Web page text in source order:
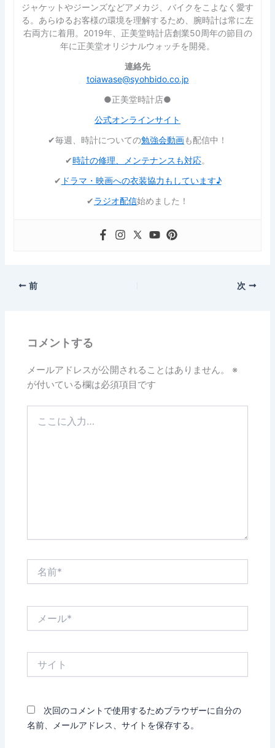
ジャケットやジーンズなどアメカジ、バイクをこよなく愛す
る。あらゆるお客様の環境を理解するため、腕時計は常に左
右両方に着用。2019年、正美堂時計店創業50周年の節目の
年に正美堂オリジナルウォッチを開発。
連絡先
toiawase@syohbido.co.jp
●正美堂時計店●
公式オンラインサイト
✔︎毎週、時計についての勉強会動画も配信中！
✔︎時計の修理、メンテナンスも対応。
✔︎ ドラマ・映画への衣装協力もしています♪
✔︎ラジオ配信始めました！
前 次
コメントする
メールアドレスが公開されることはありません。
※
が付いている欄は必須項目です
次回のコメントで使用するためブラウザーに自分の
名前、メールアドレス、サイトを保存する。